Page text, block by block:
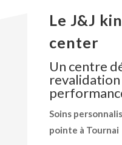
Le J&J
center
Un centre
Soins
pointe à Tournai